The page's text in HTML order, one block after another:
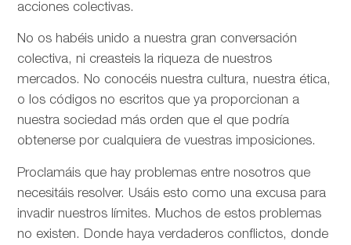
acciones colectivas.
No os habéis unido a nuestra gran conversación
colectiva, ni creasteis la riqueza de nuestros
mercados. No conocéis nuestra cultura, nuestra ética,
o los códigos no escritos que ya proporcionan a
nuestra sociedad más orden que el que podría
obtenerse por cualquiera de vuestras imposiciones.
Proclamáis que hay problemas entre nosotros que
necesitáis resolver. Usáis esto como una excusa para
invadir nuestros límites. Muchos de estos problemas
no existen. Donde haya verdaderos conflictos, donde